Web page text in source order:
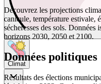
Climat
Découvrez les projections
canicule, température estivale,
sécheresses des sols.
horizons 2030, 2050 et 2100.
Données politiques
Résultats des élections